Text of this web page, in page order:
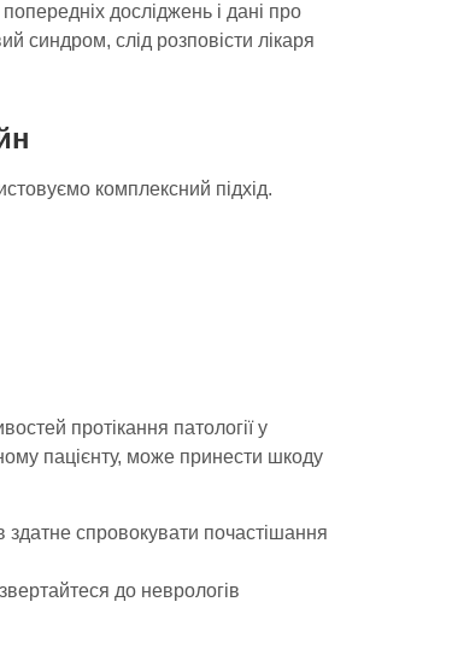
досліджень і дані про
синдром, слід розповісти лікаря
комплексний підхід.
протікання патології у
пацієнту, може принести шкоду
спровокувати почастішання
до неврологів